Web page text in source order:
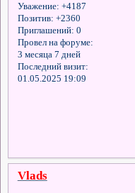
Уважение: +4187
Позитив: +2360
Приглашений: 0
Провел на форуме:
3 месяца 7 дней
Последний визит:
01.05.2025 19:09
Vlads